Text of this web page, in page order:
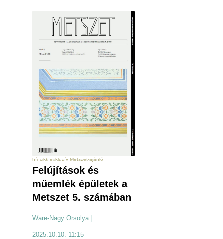
hír cikk exkluzív Metszet-ajánló
Felújítások és
műemlék épületek a
Metszet 5. számában
Ware-Nagy Orsolya
2025.10.10. 11:15